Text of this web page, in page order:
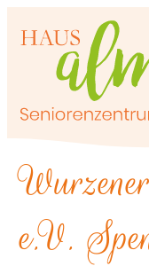
Inhalt
springen
e.V.